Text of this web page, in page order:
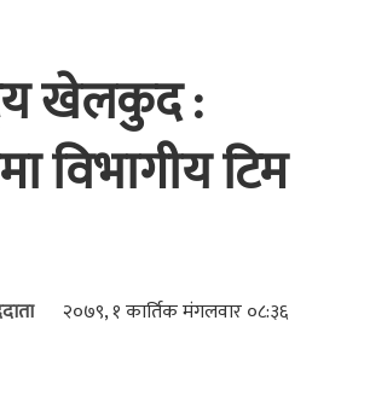
खेलकुद :
विभागीय टिम
२०७९, १ कार्तिक मंगलवार ०८:३६